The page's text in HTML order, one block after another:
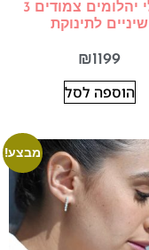
עגילי יהלומים צמודים 3
שיניים לתינוקת
₪1199
הוספה לסל
מבצע!